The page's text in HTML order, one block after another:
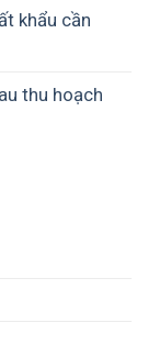
khẩu cần
thu hoạch